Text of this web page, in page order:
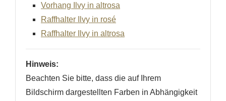
Vorhang Ilvy in altrosa
Raffhalter Ilvy in rosé
Raffhalter Ilvy in altrosa
Hinweis:
Beachten Sie bitte, dass die auf Ihrem
Bildschirm dargestellten Farben in Abhängigkeit